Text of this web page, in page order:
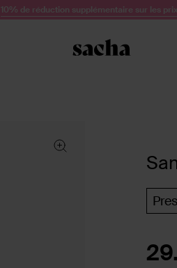
10% de réduction supplémentaire sur les